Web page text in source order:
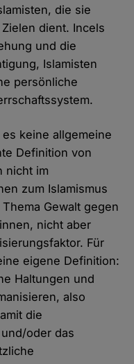
die sie
dient. Incels
und die
Islamisten
persönliche
keine allgemeine
Definition von
nicht im
zum Islamismus
Gewalt gegen
nicht aber
Für
eigene Definition:
Haltungen und
also
die
oder das